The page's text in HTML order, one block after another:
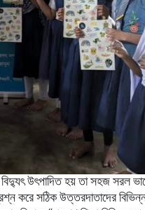
বিদ্যুৎ উৎপাদিত হয় তা সহজ সরল
করে সঠিক উত্তরদাতাদের